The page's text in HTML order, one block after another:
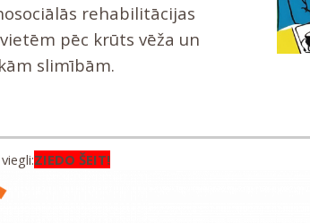
rehabilitācijas
pēc krūts vēža un
slimībām.
ZIEDO ŠEIT!